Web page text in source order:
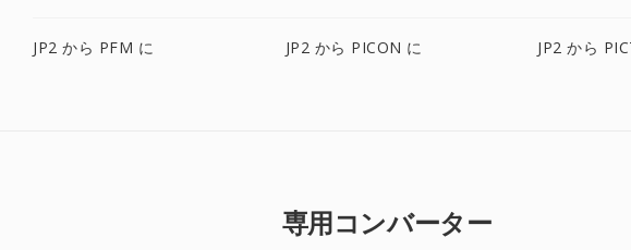
JP2 から PFM に JP2 から PICON に JP2 から
専用コンバーター